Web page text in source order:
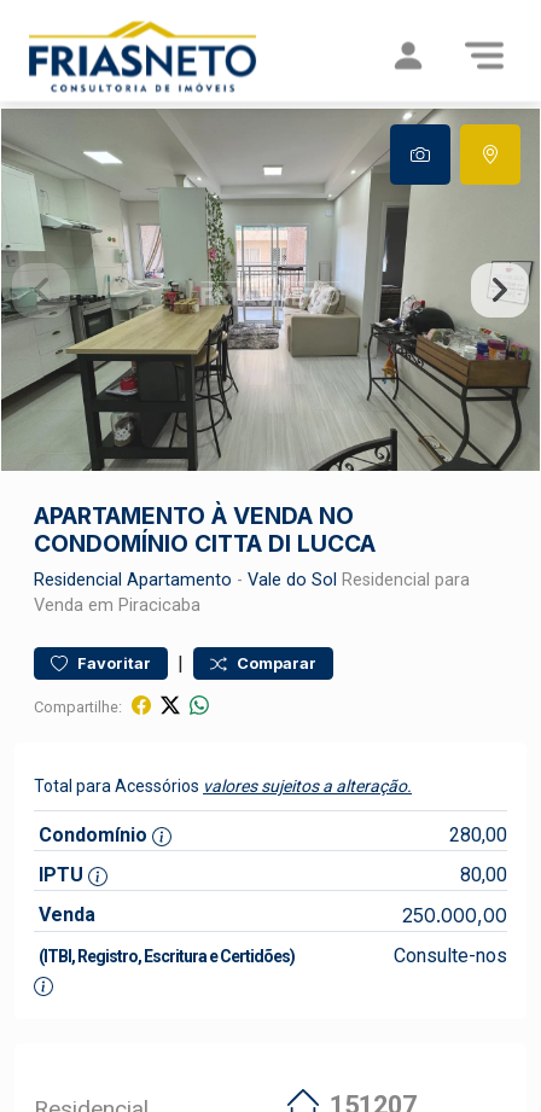
APARTAMENTO À VENDA NO
CONDOMÍNIO CITTA DI LUCCA
Residencial Apartamento - Vale do Sol Residencial para
Venda em Piracicaba
Favoritar | Comparar
Compartilhe:
Total para Acessórios valores sujeitos a alteração.
Condomínio
280,00
IPTU
80,00
Venda
250.000,00
(ITBI, Registro, Escritura e Certidões) Consulte-nos
151207